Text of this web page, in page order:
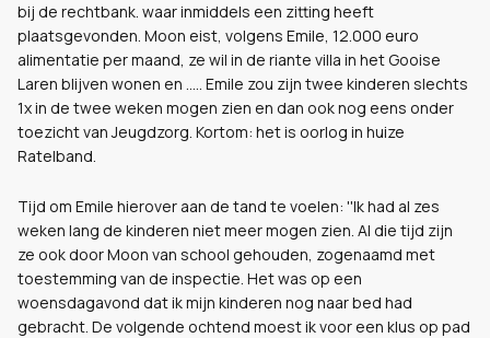
bij de rechtbank. waar inmiddels een zitting heeft
plaatsgevonden. Moon eist, volgens Emile, 12.000 euro
alimentatie per maand, ze wil in de riante villa in het Gooise
Laren blijven wonen en ..... Emile zou zijn twee kinderen slechts
1x in de twee weken mogen zien en dan ook nog eens onder
toezicht van Jeugdzorg. Kortom: het is oorlog in huize
Ratelband.
Tijd om Emile hierover aan de tand te voelen: ''Ik had al zes
weken lang de kinderen niet meer mogen zien. Al die tijd zijn
ze ook door Moon van school gehouden, zogenaamd met
toestemming van de inspectie. Het was op een
woensdagavond dat ik mijn kinderen nog naar bed had
gebracht. De volgende ochtend moest ik voor een klus op pad